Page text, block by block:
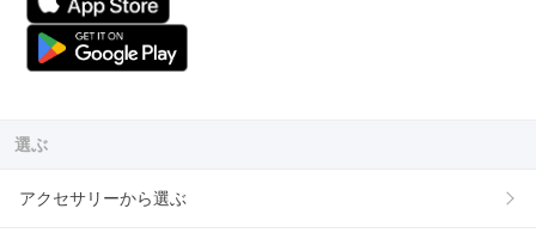
選ぶ
アクセサリーから選ぶ